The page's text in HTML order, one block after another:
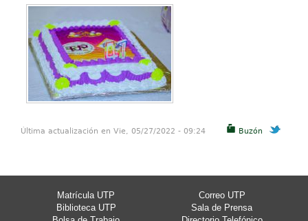
Buzón
Última actualización en Vie, 05/27/2022 - 09:24
Matrícula UTP
Correo UTP
Biblioteca UTP
Sala de Prensa